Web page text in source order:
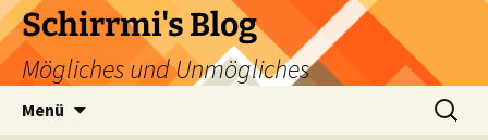
Zum
Inhalt
springen
Schirrmi's Blog
Mögliches und Unmögliches
Menü
Suchen
nach: